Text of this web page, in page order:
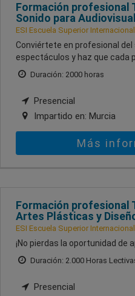
Formación profesional
Sonido para
ESI Escuela Superior
Conviértete en profesional
espectáculos y haz que cada
Duración: 2000 horas
Presencial
Impartido en: Murcia
Más
Formación profesional
Artes Plásticas y
ESI Escuela Superior
¡No pierdas la oportunidad de
Duración: 2.000 Horas
Presencial